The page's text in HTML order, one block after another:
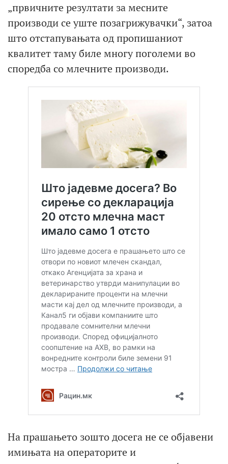
„првичните резултати за месните
производи се уште позагрижувачки“, затоа
што отстапувањата од пропишаниот
квалитет таму биле многу поголеми во
споредба со млечните производи.
На прашањето зошто досега не се објавени
имињата на операторите и